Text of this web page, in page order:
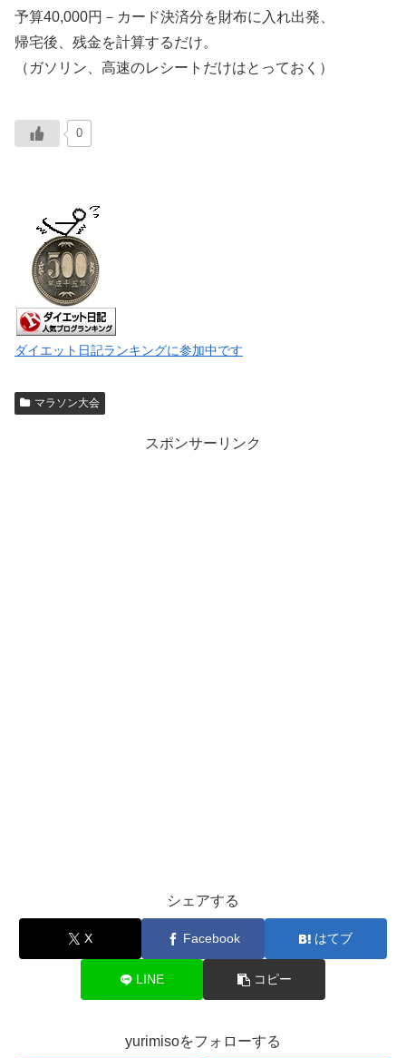
予算40,000円－カード決済分を財布に入れ出発、
帰宅後、残金を計算するだけ。
（ガソリン、高速のレシートだけはとっておく）
0
ダイエット日記ランキングに参加中です
マラソン大会
スポンサーリンク
シェアする
X Facebook はてブ
LINE コピー
yurimisoをフォローする